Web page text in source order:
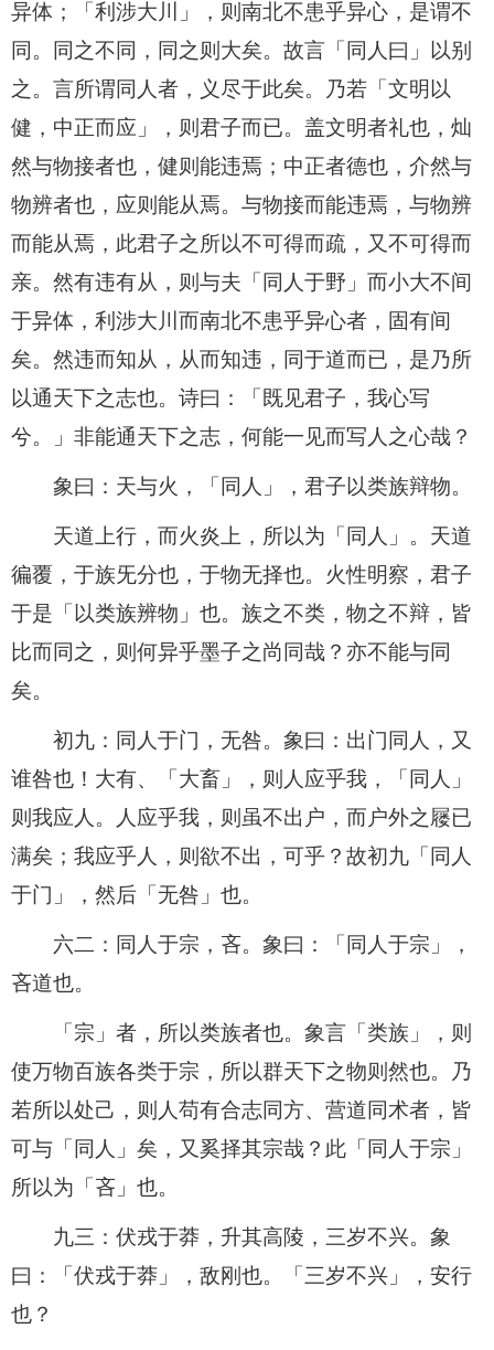
异体；「利涉大川」，则南北不患乎异心，是谓不
同。同之不同，同之则大矣。故言「同人曰」以别
之。言所谓同人者，义尽于此矣。乃若「文明以
健，中正而应」，则君子而已。盖文明者礼也，灿
然与物接者也，健则能违焉；中正者德也，介然与
物辨者也，应则能从焉。与物接而能违焉，与物辨
而能从焉，此君子之所以不可得而疏，又不可得而
亲。然有违有从，则与夫「同人于野」而小大不间
于异体，利涉大川而南北不患乎异心者，固有间
矣。然违而知从，从而知违，同于道而已，是乃所
以通天下之志也。诗曰：「既见君子，我心写
兮。」非能通天下之志，何能一见而写人之心哉？
象曰：天与火，「同人」，君子以类族辩物。
天道上行，而火炎上，所以为「同人」。天道
徧覆，于族旡分也，于物无择也。火性明察，君子
于是「以类族辨物」也。族之不类，物之不辩，皆
比而同之，则何异乎墨子之尚同哉？亦不能与同
矣。
初九：同人于门，无咎。象曰：出门同人，又
谁咎也！大有、「大畜」，则人应乎我，「同人」
则我应人。人应乎我，则虽不出户，而户外之屦已
满矣；我应乎人，则欲不出，可乎？故初九「同人
于门」，然后「无咎」也。
六二：同人于宗，吝。象曰：「同人于宗」，
吝道也。
「宗」者，所以类族者也。象言「类族」，则
使万物百族各类于宗，所以群天下之物则然也。乃
若所以处己，则人苟有合志同方、营道同术者，皆
可与「同人」矣，又奚择其宗哉？此「同人于宗」
所以为「吝」也。
九三：伏戎于莽，升其高陵，三岁不兴。象
曰：「伏戎于莽」，敌刚也。「三岁不兴」，安行
也？